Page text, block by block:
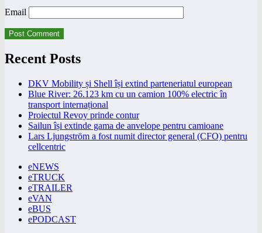
Email
Recent Posts
DKV Mobility și Shell își extind parteneriatul european
Blue River: 26.123 km cu un camion 100% electric în
transport internațional
Proiectul Revoy prinde contur
Sailun își extinde gama de anvelope pentru camioane
Lars Ljungström a fost numit director general (CFO) pentru
cellcentric
eNEWS
eTRUCK
eTRAILER
eVAN
eBUS
ePODCAST